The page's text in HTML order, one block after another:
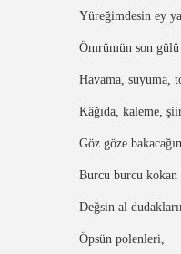
Yüreğimdesin ey
Ömrümün son gülü
Havama, suyuma,
Kâğıda, kaleme,
Göz göze
Burcu burcu kokan
Değsin al
Öpsün polenleri,